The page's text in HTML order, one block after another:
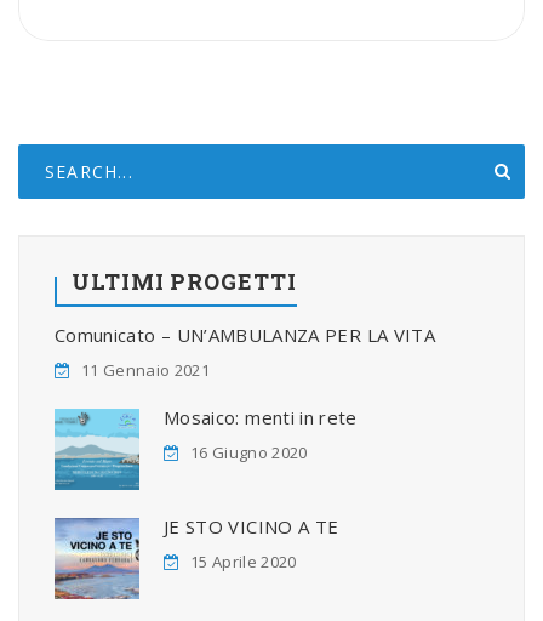
ULTIMI PROGETTI
Comunicato – UN’AMBULANZA PER LA VITA
11 Gennaio 2021
Mosaico: menti in rete
16 Giugno 2020
JE STO VICINO A TE
15 Aprile 2020